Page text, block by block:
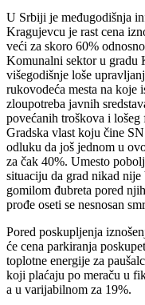
U Srbiji je međugodišnja
Kragujevcu je rast cena
veći za skoro 60%
Komunalni sektor u gradu
višegodišnje loše
rukovodeća mesta na koje
zloupotreba javnih
povećanih troškova i
Gradska vlast koju čine
odluku da još jednom u
za čak 40%. Umesto
situaciju da grad nikad
gomilom đubreta pored
prođe oseti se nesnosan
Pored poskupljenja
će cena parkiranja
toplotne energije za
koji plaćaju po meraču u
a u varijabilnom za 19%.